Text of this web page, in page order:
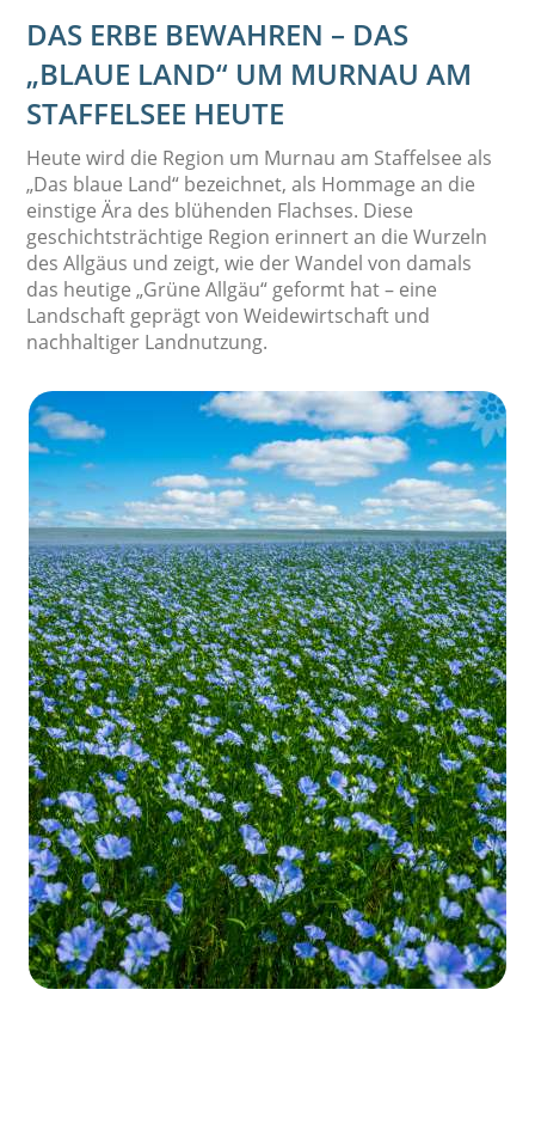
DAS ERBE BEWAHREN – DAS
„BLAUE LAND“ UM MURNAU AM
STAFFELSEE HEUTE
Heute wird die Region um Murnau am Staffelsee als
„Das blaue Land“ bezeichnet, als Hommage an die
einstige Ära des blühenden Flachses. Diese
geschichtsträchtige Region erinnert an die Wurzeln
des Allgäus und zeigt, wie der Wandel von damals
das heutige „Grüne Allgäu“ geformt hat – eine
Landschaft geprägt von Weidewirtschaft und
nachhaltiger Landnutzung.